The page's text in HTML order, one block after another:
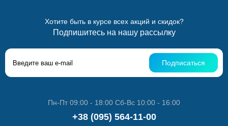
Хотите быть в курсе всех акций и скидок?
Подпишитесь на нашу рассылку
Подписаться
Пн-Пт 09:00 - 18:00 Сб-Вс 10:00 - 16:00
+38 (095) 564-11-00